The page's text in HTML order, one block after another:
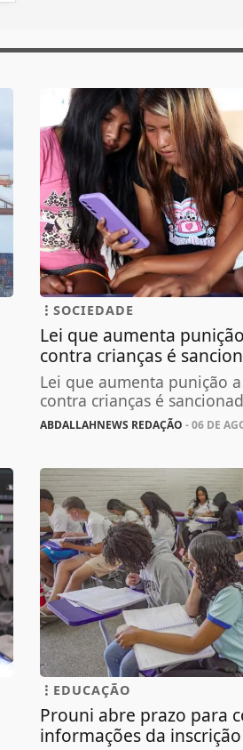
SOCIEDADE
Lei que aumenta
contra crianças é
Lei que aumenta punição
contra crianças é
ABDALLAHNEWS REDAÇÃO - 06 DE
EDUCAÇÃO
Prouni abre prazo para
informações da inscrição